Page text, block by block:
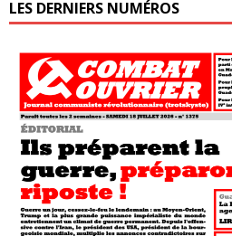
LES DERNIERS NUMÉROS